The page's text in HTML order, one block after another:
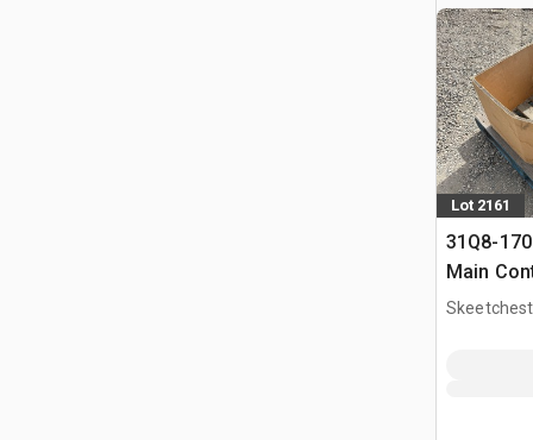
Lot 2161
31Q8-
Main